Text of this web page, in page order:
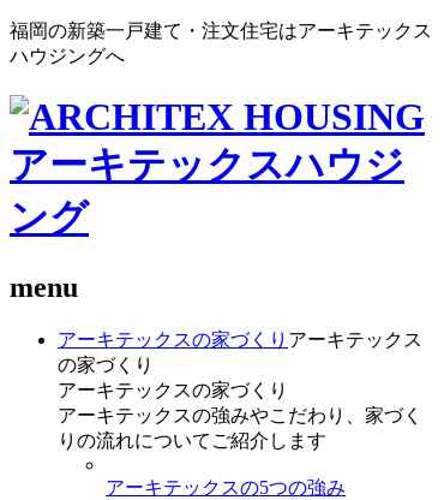
福岡の新築一戸建て・注文住宅はアーキテックス
ハウジングへ
menu
アーキテックスの家づくり アーキテックス
の家づくり
アーキテックスの家づくり
アーキテックスの強みやこだわり、家づく
りの流れについてご紹介します
アーキテックスの5つの強み